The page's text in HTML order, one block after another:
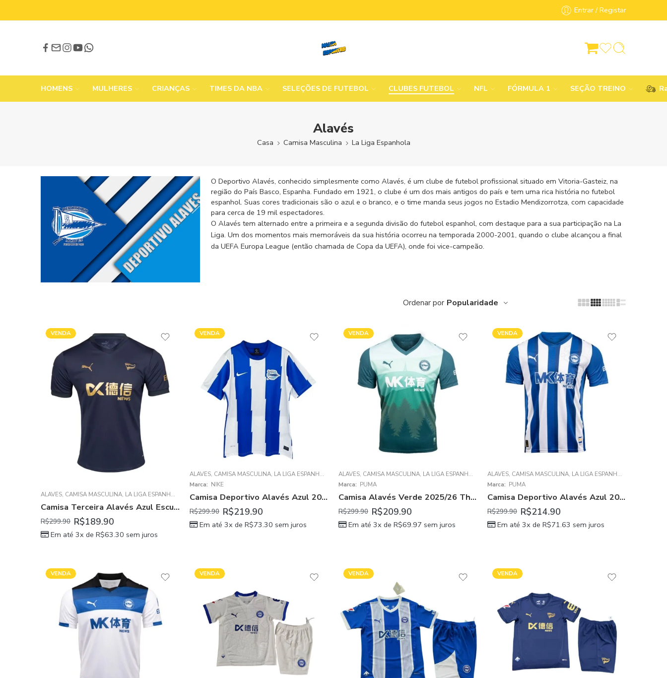
Entrar / Registar
HOMENS MULHERES CRIANÇAS TIMES DA NBA SELEÇÕES DE FUTEBOL CLUBES FUTEBOL NFL FÓRMULA 1 SEÇÃO TREINO
Alavés
Casa Camisa Masculina La Liga Espanhola
O Deportivo Alavés, conhecido simplesmente como Alavés, é um clube de futebol profissional situado em Vitoria-Gasteiz, na
região do País Basco, Espanha. Fundado em 1921, o clube é um dos mais antigos do país e tem uma rica história no futebol
espanhol. Suas cores tradicionais são o azul e o branco, e o time manda seus jogos no Estadio Mendizorrotza, com capacidade
para cerca de 19 mil espectadores.
O Alavés tem alternado entre a primeira e a segunda divisão do futebol espanhol, com destaque para a sua participação na La
Liga. Um dos momentos mais memoráveis da sua história ocorreu na temporada 2000-2001, quando o clube alcançou a final
da UEFA Europa League (então chamada de Copa da UEFA), onde foi vice-campeão.
Ordenar por Popularidade
VENDA
ALAVÉS, CAMISA MASCULINA, LA LIGA ESPANHOLA
Camisa Terceira Alavés Azul Escuro III 2024/25 Masculina
R$299.90 R$189.90
Em até 3x de R$63.30 sem juros
VENDA
ALAVÉS, CAMISA MASCULINA, LA LIGA ESPANHOLA
Marca: NIKE
Camisa Deportivo Alavés Azul 2011/12 Home I Masculina
R$299.90 R$219.90
Em até 3x de R$73.30 sem juros
VENDA
ALAVÉS, CAMISA MASCULINA, LA LIGA ESPANHOLA
Marca: PUMA
Camisa Alavés Verde 2025/26 Third Masculina
R$299.90 R$209.90
Em até 3x de R$69.97 sem juros
VENDA
ALAVÉS, CAMISA MASCULINA, LA LIGA ESPANHOLA
Marca: PUMA
Camisa Deportivo Alavés Azul 2025/26 Home Masculina
R$299.90 R$214.90
Em até 3x de R$71.63 sem juros
VENDA VENDA VENDA VENDA